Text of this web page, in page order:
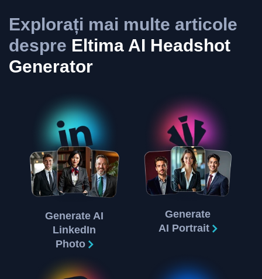
Explorați mai multe articole
despre Eltima AI Headshot
Generator
Generate AI
LinkedIn
Photo
Generate
AI Portrait